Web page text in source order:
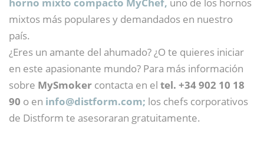
horno mixto compacto MyChef, uno de los hornos
mixtos más populares y demandados en nuestro
país.
¿Eres un amante del ahumado? ¿O te quieres iniciar
en este apasionante mundo? Para más información
sobre MySmoker contacta en el tel. +34 902 10 18
90 o en info@distform.com; los chefs corporativos
de Distform te asesoraran gratuitamente.